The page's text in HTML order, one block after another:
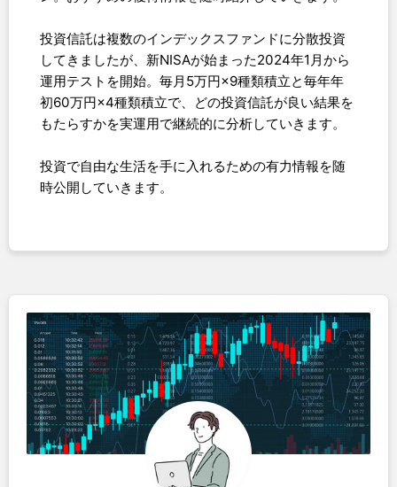
投資信託は複数のインデックスファンドに分散投資
してきましたが、新NISAが始まった2024年1月から
運用テストを開始。毎月5万円×9種類積立と毎年年
初60万円×4種類積立で、どの投資信託が良い結果を
もたらすかを実運用で継続的に分析していきます。
投資で自由な生活を手に入れるための有力情報を随
時公開していきます。